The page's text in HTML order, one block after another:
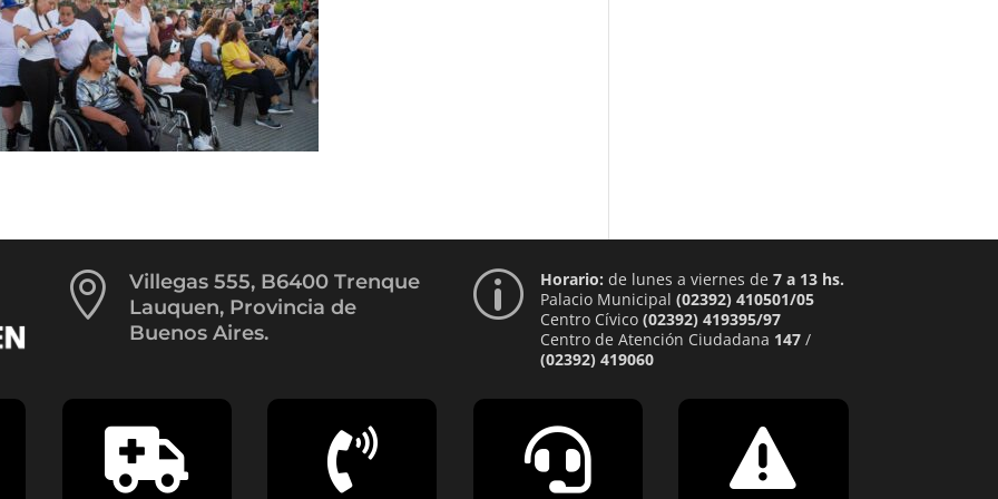

Villegas 555, B6400 Trenque
Lauquen, Provincia de
Buenos Aires.
p Horario: de lunes a viernes de 7 a 13 hs.
Palacio Municipal (02392) 410501/05
Centro Cívico (02392) 419395/97
Centro de Atención Ciudadana 147/
(02392) 419060
   